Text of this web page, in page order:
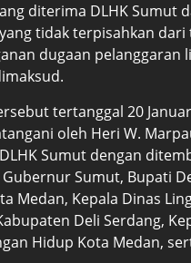
diterima DLHK Sumut
tidak terpisahkan
dugaan pelanggaran
tertanggal 20
oleh Heri W.
Sumut dengan
Sumut, Bupati
Medan, Kepala Dinas
Deli Serdang,
Hidup Kota Medan,